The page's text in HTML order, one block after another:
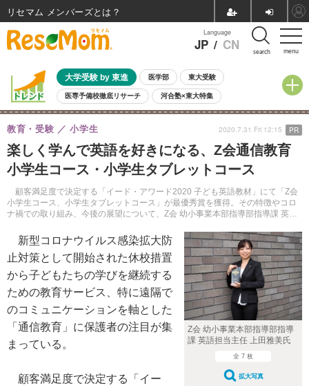
menu
Language
JP / CN search
大学受験 by 東進 医学部 東大受験
医専予備校徹底リサーチ 河合塾×東大特集
親子で考える大学選び 高校受験 中学受験 小学校受験
共通テスト 夏休み
8月開催イベント・WS 全国公立高校 過去問 人気記事
自由研究教材（小学生向け） 自由研究教材（中学生向け） ランキング
楽しく学んで英語を好きになる、Z会通信教育
小学生コース・小学生タブレットコース
顧客満足度で決定する「イード・アワード2020 子ども英語教材」にて「Z会
小学生コース、小学生タブレットコース」が最優秀賞を獲得。その特徴やコロ
ナ禍での取り組み、今後の展望について、Z会 幼小事業本部指導部指導課 英語
教育・受験 小学生 2020.7.31 Fri 12:15 PR
Z会 幼小事業本部指導部指導
課 英語担当主任 上田雅美氏
全 7 枚
拡大写真
新型コロナウイルス感染拡大防
止対策として開始された休校措置
から子どもたちの学びを継続する
ための教育サービス、特に遠隔で
のコミュニケーションを軸とした
「通信教育」に保護者の注目が集
まっている。
顧客満足度で決定する「イー
リセマム メンバーズ